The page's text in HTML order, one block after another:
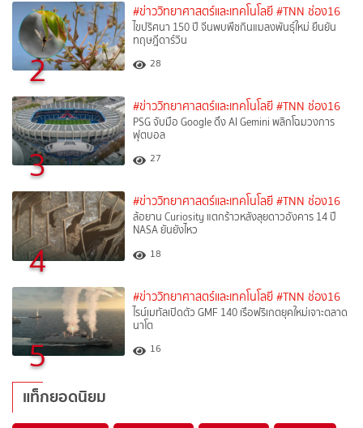
2
#ข่าววิทยาศาสตร์และเทคโนโลยี #TNN ช่อง16
ไขปริศนา 150 ปี จีนพบพืชกินแมลงพันธุ์ใหม่ ยืนยัน
ทฤษฎีดาร์วิน
28
3
#ข่าววิทยาศาสตร์และเทคโนโลยี #TNN ช่อง16
PSG จับมือ Google ดึง AI Gemini พลิกโฉมวงการ
ฟุตบอล
27
4
#ข่าววิทยาศาสตร์และเทคโนโลยี #TNN ช่อง16
ล้อยาน Curiosity แตกร้าวหลังลุยดาวอังคาร 14 ปี
NASA ยันยังไหว
18
5
#ข่าววิทยาศาสตร์และเทคโนโลยี #TNN ช่อง16
ไรน์เมทัลเปิดตัว GMF 140 เรือฟริเกตยุคใหม่เจาะตลาด
นาโต
16
แท็กยอดนิยม